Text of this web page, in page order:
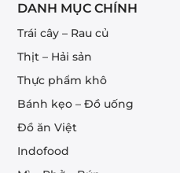
DANH MỤC CHÍNH
Trái cây – Rau củ
Thịt – Hải sản
Thực phẩm khô
Bánh kẹo – Đồ uống
Đồ ăn Việt
Indofood